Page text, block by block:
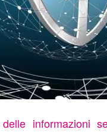
informazioni